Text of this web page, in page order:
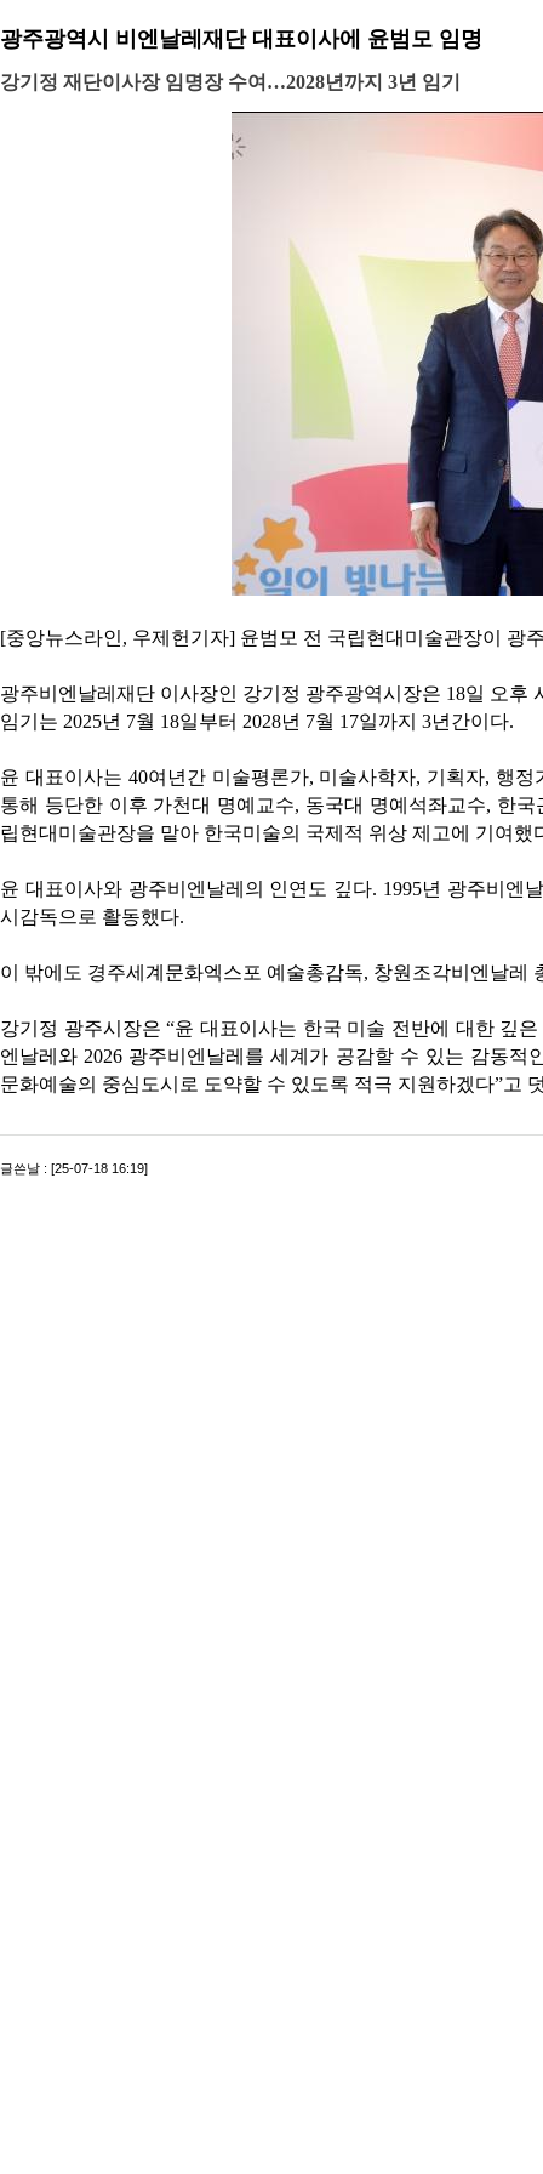
광주광역시 비엔날레재단 대표이사에 윤범모 임명
강기정 재단이사장 임명장 수여…2028년까지 3년 임기
[중앙뉴스라인, 우제헌기자] 윤범모 전 국립현대미술관장이 광
광주비엔날레재단 이사장인 강기정 광주광역시장은 18일 오
임기는 2025년 7월 18일부터 2028년 7월 17일까지 3년간이다.
윤 대표이사는 40여년간 미술평론가, 미술사학자, 기획자, 행
통해 등단한 이후 가천대 명예교수, 동국대 명예석좌교수, 한
립현대미술관장을 맡아 한국미술의 국제적 위상 제고에 기여했
윤 대표이사와 광주비엔날레의 인연도 깊다. 1995년 광주비엔
시감독으로 활동했다.
이 밖에도 경주세계문화엑스포 예술총감독, 창원조각비엔날레
강기정 광주시장은 “윤 대표이사는 한국 미술 전반에 대한 깊
엔날레와 2026 광주비엔날레를 세계가 공감할 수 있는 감동
문화예술의 중심도시로 도약할 수 있도록 적극 지원하겠다”고
글쓴날 : [25-07-18 16:19]